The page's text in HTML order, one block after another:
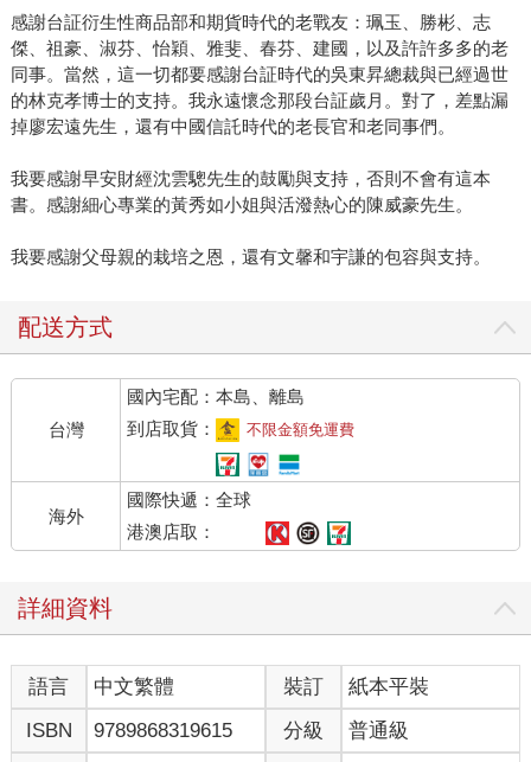
感謝台証衍生性商品部和期貨時代的老戰友：珮玉、勝彬、志
傑、祖豪、淑芬、怡穎、雅斐、春芬、建國，以及許許多多的老
同事。當然，這一切都要感謝台証時代的吳東昇總裁與已經過世
的林克孝博士的支持。我永遠懷念那段台証歲月。對了，差點漏
掉廖宏遠先生，還有中國信託時代的老長官和老同事們。
我要感謝早安財經沈雲驄先生的鼓勵與支持，否則不會有這本
書。感謝細心專業的黃秀如小姐與活潑熱心的陳威豪先生。
我要感謝父母親的栽培之恩，還有文馨和宇謙的包容與支持。
配送方式
台灣
國內宅配：本島、離島
到店取貨：
不限金額免運費
海外
國際快遞：全球
港澳店取：
詳細資料
語言 中文繁體 裝訂
紙本平裝
ISBN
9789868319615 分級 普通級